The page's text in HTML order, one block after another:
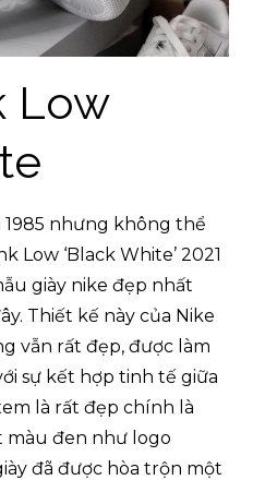
Low
nhưng không thể
Low ‘Black White’ 2021
giày nike đẹp nhất
Thiết kế này của Nike
vẫn rất đẹp, được làm
sự kết hợp tinh tế giữa
là rất đẹp chính là
màu đen như logo
đã được hòa trộn một